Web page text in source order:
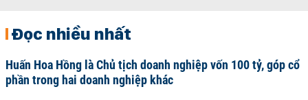
Đọc nhiều nhất
Huấn Hoa Hồng là Chủ tịch doanh nghiệp vốn 100 tỷ, góp cổ
phần trong hai doanh nghiệp khác